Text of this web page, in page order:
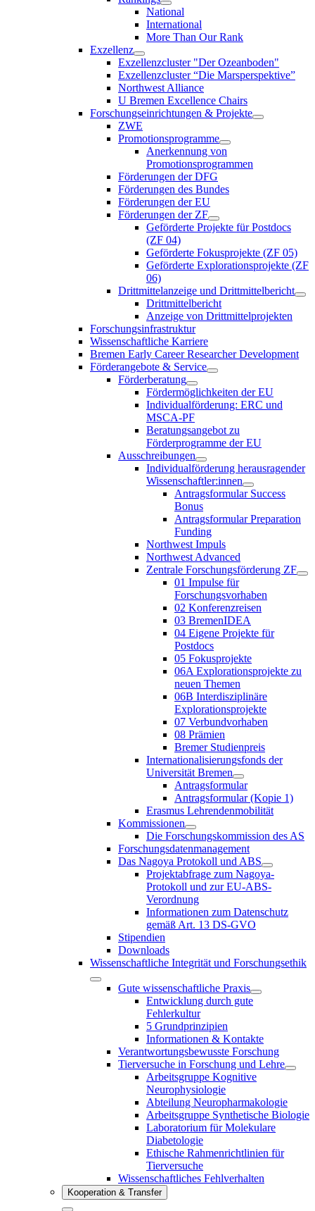
National
International
More Than Our Rank
Exzellenz
Exzellenzcluster "Der Ozeanboden"
Exzellenzcluster “Die Marsperspektive”
Northwest Alliance
U Bremen Excellence Chairs
Forschungseinrichtungen & Projekte
ZWE
Promotionsprogramme
Anerkennung von
Promotionsprogrammen
Förderungen der DFG
Förderungen des Bundes
Förderungen der EU
Förderungen der ZF
Geförderte Projekte für Postdocs
(ZF 04)
Geförderte Fokusprojekte (ZF 05)
Geförderte Explorationsprojekte (ZF
06)
Drittmittelanzeige und Drittmittelbericht
Drittmittelbericht
Anzeige von Drittmittelprojekten
Forschungsinfrastruktur
Wissenschaftliche Karriere
Bremen Early Career Researcher Development
Förderangebote & Service
Förderberatung
Fördermöglichkeiten der EU
Individualförderung: ERC und
MSCA-PF
Beratungsangebot zu
Förderprogramme der EU
Ausschreibungen
Individualförderung herausragender
Wissenschaftler:innen
Antragsformular Success
Bonus
Antragsformular Preparation
Funding
Northwest Impuls
Northwest Advanced
Zentrale Forschungsförderung ZF
01 Impulse für
Forschungsvorhaben
02 Konferenzreisen
03 BremenIDEA
04 Eigene Projekte für
Postdocs
05 Fokusprojekte
06A Explorationsprojekte zu
neuen Themen
06B Interdisziplinäre
Explorationsprojekte
07 Verbundvorhaben
08 Prämien
Bremer Studienpreis
Internationalisierungsfonds der
Universität Bremen
Antragsformular
Antragsformular (Kopie 1)
Erasmus Lehrendenmobilität
Kommissionen
Die Forschungskommission des AS
Forschungsdatenmanagement
Das Nagoya Protokoll und ABS
Projektabfrage zum Nagoya-
Protokoll und zur EU-ABS-
Verordnung
Informationen zum Datenschutz
gemäß Art. 13 DS-GVO
Stipendien
Downloads
Wissenschaftliche Integrität und Forschungsethik
Gute wissenschaftliche Praxis
Entwicklung durch gute
Fehlerkultur
5 Grundprinzipien
Informationen & Kontakte
Verantwortungsbewusste Forschung
Tierversuche in Forschung und Lehre
Arbeitsgruppe Kognitive
Neurophysiologie
Abteilung Neuropharmakologie
Arbeitsgruppe Synthetische Biologie
Laboratorium für Molekulare
Diabetologie
Ethische Rahmenrichtlinien für
Tierversuche
Wissenschaftliches Fehlverhalten
Kooperation & Transfer